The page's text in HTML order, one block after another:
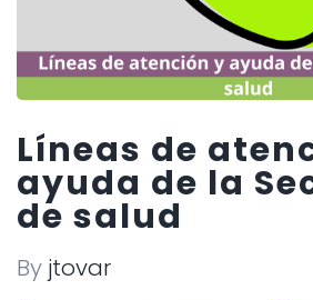
Líneas de
ayuda de la
de salud
By jtovar